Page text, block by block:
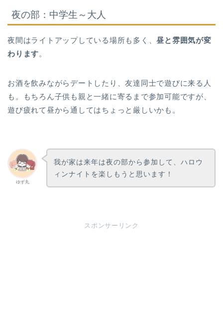
夜の部：中学生～大人
夜間はライトアップしている場所も多く、昼と雰囲気が変
わります。
お酒を飲みながらデートしたり、友達同士で遊びに来る人
も。もちろん子供も親と一緒に寄るまで参加可能ですが、
遊び疲れて昼から通してはちょっと厳しいかも。
ゆず丸
我が家は来年は夜の部から参加して、ハロウ
ィンナイトを楽しもうと思います！
スポンサーリンク